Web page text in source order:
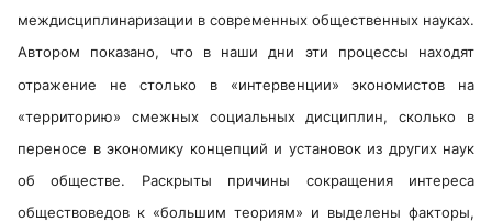
междисциплинаризации в современных общественных науках.
Автором показано, что в наши дни эти процессы находят
отражение не столько в «интервенции» экономистов на
«территорию» смежных социальных дисциплин, сколько в
переносе в экономику концепций и установок из других наук
об обществе. Раскрыты причины сокращения интереса
обществоведов к «большим теориям» и выделены факторы,